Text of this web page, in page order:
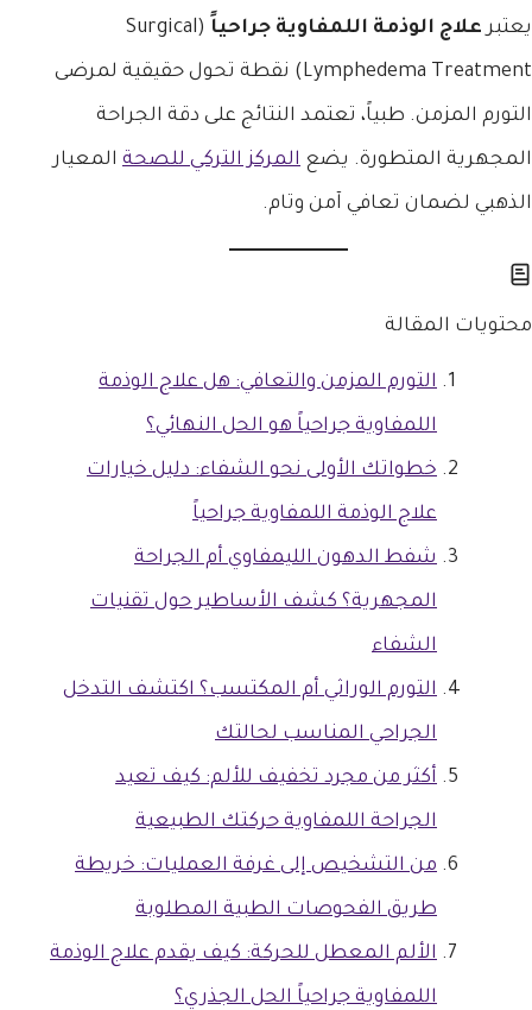
يعتبرعلاج الوذمة اللمفاوية جراحياً (Surgical
Lymphedema Treatment) نقطة تحول حقيقية لمرضى
التورم المزمن. طبياً، تعتمد النتائج على دقة الجراحة
المجهرية المتطورة. يضع المركز التركي للصحة المعيار
الذهبي لضمان تعافي آمن وتام.
محتويات المقالة
التورم المزمن والتعافي: هل علاج الوذمة
اللمفاوية جراحياً هو الحل النهائي؟
خطواتك الأولى نحو الشفاء: دليل خيارات
علاج الوذمة اللمفاوية جراحياً
شفط الدهون الليمفاوي أم الجراحة
المجهرية؟ كشف الأساطير حول تقنيات
الشفاء
التورم الوراثي أم المكتسب؟ اكتشف التدخل
الجراحي المناسب لحالتك
أكثر من مجرد تخفيف للألم: كيف تعيد
الجراحة اللمفاوية حركتك الطبيعية
من التشخيص إلى غرفة العمليات: خريطة
طريق الفحوصات الطبية المطلوبة
الألم المعطل للحركة: كيف يقدم علاج الوذمة
اللمفاوية جراحياً الحل الجذري؟